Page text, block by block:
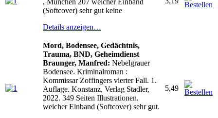
(Softcover) sehr gut keine
Details anzeigen…
Mord, Bodensee, Gedächtnis,
Trauma, BND, Geheimdienst
Braunger, Manfred: Nebelgrauer
Bodensee. Kriminalroman :
Kommissar Zoffingers vierter Fall. 1.
Auflage. Konstanz, Verlag Stadler,
2022. 349 Seiten Illustrationen.
weicher Einband (Softcover) sehr gut.
5,49